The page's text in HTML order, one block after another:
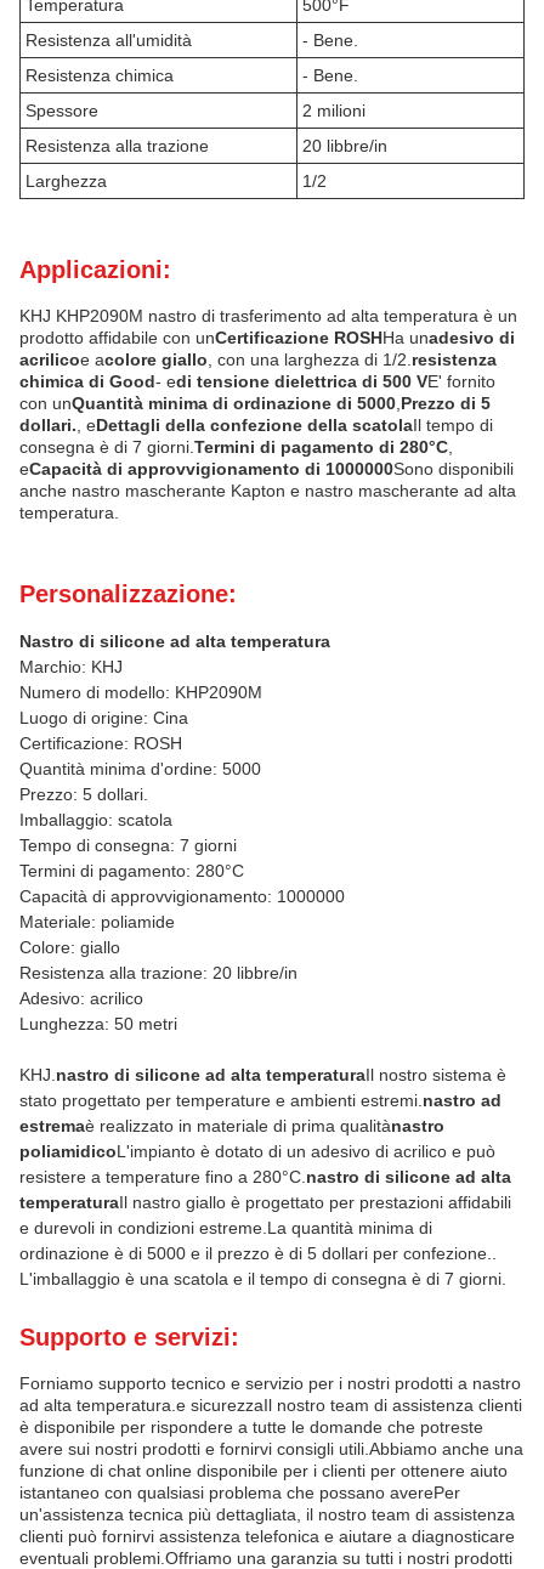
Temperatura
500°F
Resistenza all'umidità
- Bene.
Resistenza chimica
- Bene.
Spessore
2 milioni
Resistenza alla trazione
20 libbre/in
Larghezza
1/2
Applicazioni:
KHJ KHP2090M nastro di trasferimento ad alta temperatura è un
prodotto affidabile con unCertificazione ROSHHa unadesivo di
acrilicoe acolore giallo , con una larghezza di 1/2. resistenza
chimica di Good- edi tensione dielettrica di 500 VE' fornito
con unQuantità minima di ordinazione di 5000 Prezzo di 5
dollari. , eDettagli della confezione della scatolaIl tempo di
consegna è di 7 giorni. Termini di pagamento di 280°C
eCapacità di approvvigionamento di 1000000Sono disponibili
anche nastro mascherante Kapton e nastro mascherante ad alta
temperatura.
Personalizzazione:
Nastro di silicone ad alta temperatura
Marchio: KHJ
Numero di modello: KHP2090M
Luogo di origine: Cina
Certificazione: ROSH
Quantità minima d'ordine: 5000
Prezzo: 5 dollari.
Imballaggio: scatola
Tempo di consegna: 7 giorni
Termini di pagamento: 280°C
Capacità di approvvigionamento: 1000000
Materiale: poliamide
Colore: giallo
Resistenza alla trazione: 20 libbre/in
Adesivo: acrilico
Lunghezza: 50 metri
KHJ. nastro di silicone ad alta temperaturaIl nostro sistema è
stato progettato per temperature e ambienti estremi. nastro ad
estremaè realizzato in materiale di prima qualitànastro
poliamidicoL'impianto è dotato di un adesivo di acrilico e può
resistere a temperature fino a 280°C. nastro di silicone ad alta
temperaturaIl nastro giallo è progettato per prestazioni affidabili
e durevoli in condizioni estreme.La quantità minima di
ordinazione è di 5000 e il prezzo è di 5 dollari per confezione..
L'imballaggio è una scatola e il tempo di consegna è di 7 giorni.
Supporto e servizi:
Forniamo supporto tecnico e servizio per i nostri prodotti a nastro
ad alta temperatura.e sicurezzaIl nostro team di assistenza clienti
è disponibile per rispondere a tutte le domande che potreste
avere sui nostri prodotti e fornirvi consigli utili.Abbiamo anche una
funzione di chat online disponibile per i clienti per ottenere aiuto
istantaneo con qualsiasi problema che possano averePer
un'assistenza tecnica più dettagliata, il nostro team di assistenza
clienti può fornirvi assistenza telefonica e aiutare a diagnosticare
eventuali problemi.Offriamo una garanzia su tutti i nostri prodotti